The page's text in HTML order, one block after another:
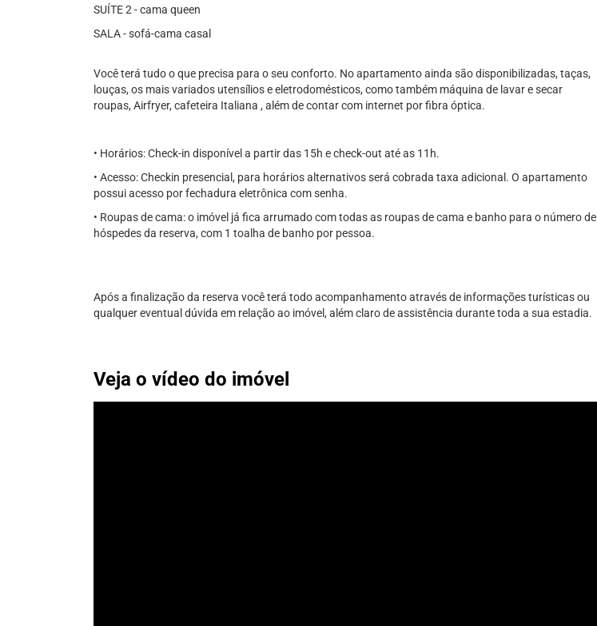
SUÍTE 2 - cama queen
SALA - sofá-cama casal
Você terá tudo o que precisa para o seu conforto. No apartamento ainda são disponibilizadas, taças,
louças, os mais variados utensílios e eletrodomésticos, como também máquina de lavar e secar
roupas, Airfryer, cafeteira Italiana , além de contar com internet por fibra óptica.
• Horários: Check-in disponível a partir das 15h e check-out até as 11h.
• Acesso: Checkin presencial, para horários alternativos será cobrada taxa adicional. O apartamento
possui acesso por fechadura eletrônica com senha.
• Roupas de cama: o imóvel já fica arrumado com todas as roupas de cama e banho para o número de
hóspedes da reserva, com 1 toalha de banho por pessoa.
Após a finalização da reserva você terá todo acompanhamento através de informações turísticas ou
qualquer eventual dúvida em relação ao imóvel, além claro de assistência durante toda a sua estadia.
Veja o vídeo do imóvel